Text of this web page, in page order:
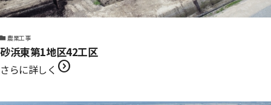
農業工事
砂浜東第1地区42工区
さらに詳しく expand_circle_right